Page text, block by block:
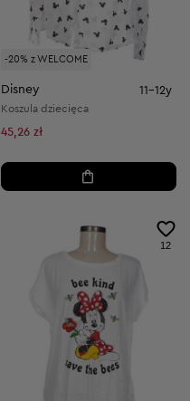
-20% z WELCOME
Disney 11-12y
Koszula dziecięca
45,26 zł
12